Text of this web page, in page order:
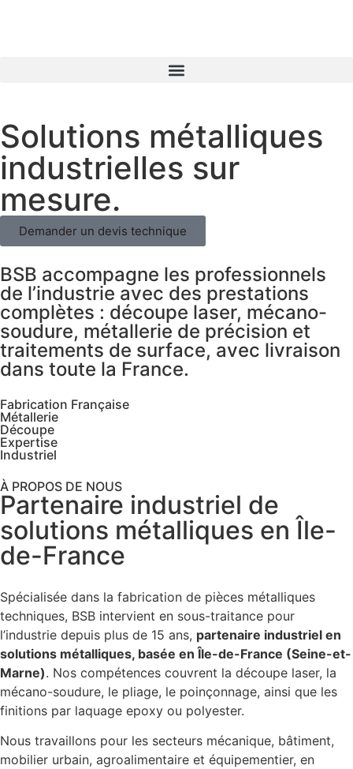
Solutions métalliques
industrielles sur
mesure.
Demander un devis technique
BSB accompagne les professionnels
de l’industrie avec des prestations
complètes : découpe laser, mécano-
soudure, métallerie de précision et
traitements de surface, avec livraison
dans toute la France.
Fabrication Française
Métallerie
Découpe
Expertise
Industriel
À PROPOS DE NOUS
Partenaire industriel de
solutions métalliques en Île-
de-France
Spécialisée dans la fabrication de pièces métalliques
techniques, BSB intervient en sous-traitance pour
l’industrie depuis plus de 15 ans, partenaire industriel en
solutions métalliques, basée en Île-de-France (Seine-et-
Marne). Nos compétences couvrent la découpe laser, la
mécano-soudure, le pliage, le poinçonnage, ainsi que les
finitions par laquage epoxy ou polyester.
Nous travaillons pour les secteurs mécanique, bâtiment,
mobilier urbain, agroalimentaire et équipementier, en